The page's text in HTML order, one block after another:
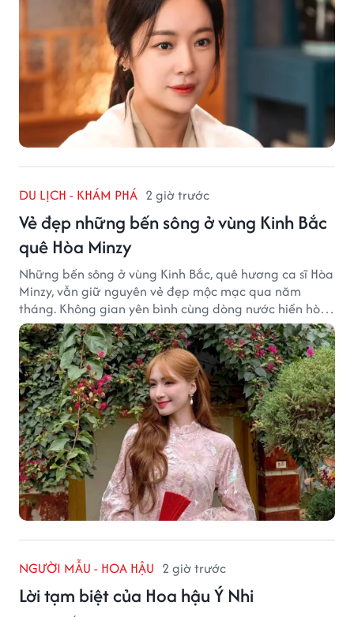
DU LỊCH - KHÁM PHÁ 2 giờ trước
Vẻ đẹp những bến sông ở vùng Kinh Bắc
quê Hòa Minzy
Những bến sông ở vùng Kinh Bắc, quê hương ca sĩ Hòa
Minzy, vẫn giữ nguyên vẻ đẹp mộc mạc qua năm
tháng. Không gian yên bình cùng dòng nước hiền hòa
tạo nên một góc Bắc Ninh rất đáng để khám phá.
NGƯỜI MẪU - HOA HẬU 2 giờ trước
Lời tạm biệt của Hoa hậu Ý Nhi